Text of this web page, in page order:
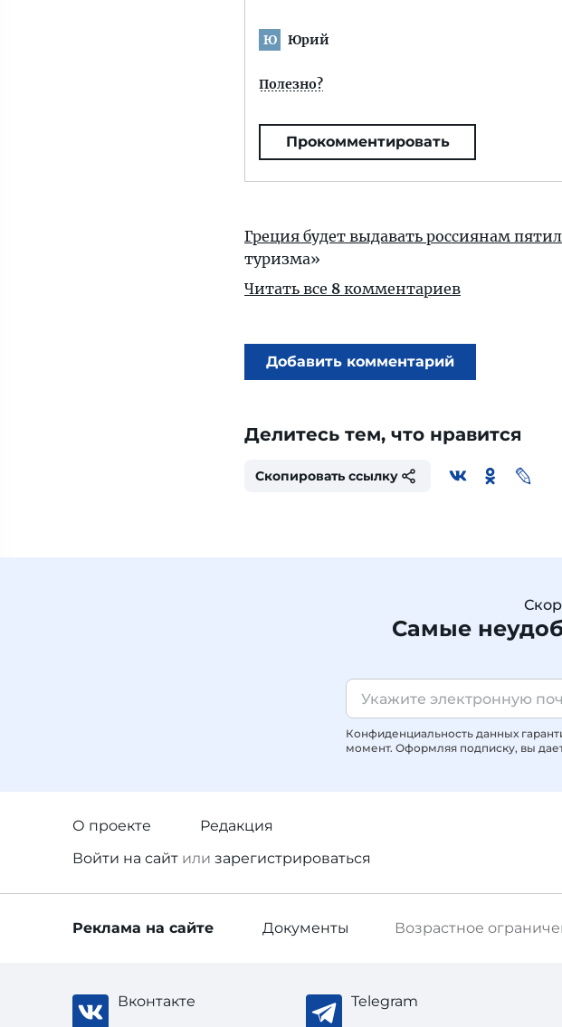
Ю Юрий
Полезно?
Прокомментировать
Греция будет выдавать россиянам
туризма»
Читать все 8 комментариев
Добавить комментарий
Делитесь тем, что нравится
Скопировать ссылку
Самые
Конфиденциальность данных
момент. Оформляя подписку, вы
О проекте
Редакция
Войти на сайт или зарегистрироваться
Возрастное
Реклама на сайте Документы
Вконтакте Telegram